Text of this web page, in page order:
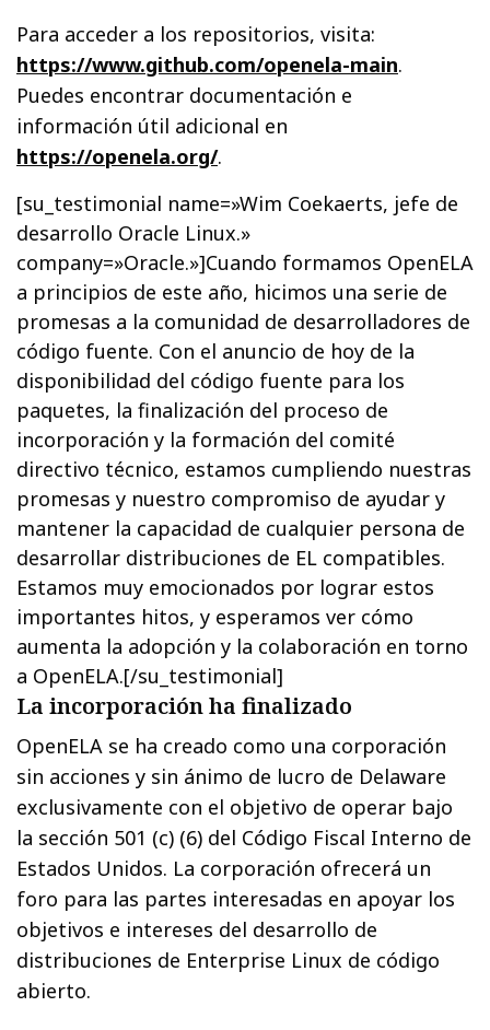
Para acceder a los repositorios, visita:
https://www.github.com/openela-main.
Puedes encontrar documentación e
información útil adicional en
https://openela.org/.
[su_testimonial name=»Wim Coekaerts, jefe de
desarrollo Oracle Linux.»
company=»Oracle.»]Cuando formamos OpenELA
a principios de este año, hicimos una serie de
promesas a la comunidad de desarrolladores de
código fuente. Con el anuncio de hoy de la
disponibilidad del código fuente para los
paquetes, la finalización del proceso de
incorporación y la formación del comité
directivo técnico, estamos cumpliendo nuestras
promesas y nuestro compromiso de ayudar y
mantener la capacidad de cualquier persona de
desarrollar distribuciones de EL compatibles.
Estamos muy emocionados por lograr estos
importantes hitos, y esperamos ver cómo
aumenta la adopción y la colaboración en torno
a OpenELA.[/su_testimonial]
La incorporación ha finalizado
OpenELA se ha creado como una corporación
sin acciones y sin ánimo de lucro de Delaware
exclusivamente con el objetivo de operar bajo
la sección 501 (c) (6) del Código Fiscal Interno de
Estados Unidos. La corporación ofrecerá un
foro para las partes interesadas en apoyar los
objetivos e intereses del desarrollo de
distribuciones de Enterprise Linux de código
abierto.